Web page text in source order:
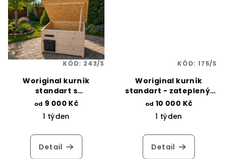
Woriginal kurník
standart s
automatickými dvířky-
zateplený, přírodní
smrk/OSB desky
od 9 000 Kč
1 týden
Detail
KÓD: 243/S
Woriginal kurník
standart - zateplený,
přírodní smrk/OSB
desky, zvýšená
podlaha
od 10 000 Kč
1 týden
Detail
KÓD: 175/S